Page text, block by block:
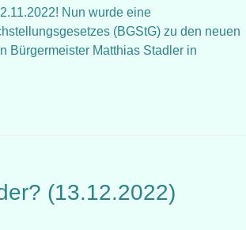
Nun wurde eine
(BGStG) zu den neuen
Bürgermeister Matthias Stadler in
(13.12.2022)